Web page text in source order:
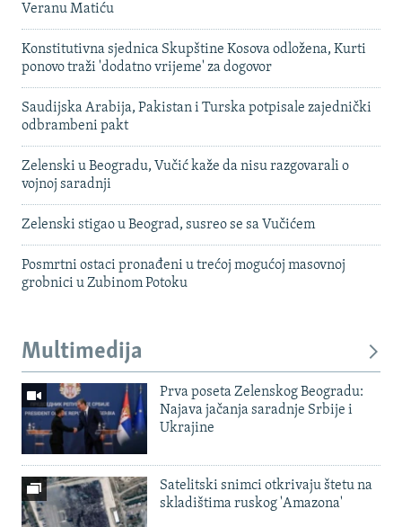
Veranu Matiću
Konstitutivna sjednica Skupštine Kosova odložena, Kurti
ponovo traži 'dodatno vrijeme' za dogovor
Saudijska Arabija, Pakistan i Turska potpisale zajednički
odbrambeni pakt
Zelenski u Beogradu, Vučić kaže da nisu razgovarali o
vojnoj saradnji
Zelenski stigao u Beograd, susreo se sa Vučićem
Posmrtni ostaci pronađeni u trećoj mogućoj masovnoj
grobnici u Zubinom Potoku
Multimedija
Prva poseta Zelenskog Beogradu:
Najava jačanja saradnje Srbije i
Ukrajine
Satelitski snimci otkrivaju štetu na
skladištima ruskog 'Amazona'